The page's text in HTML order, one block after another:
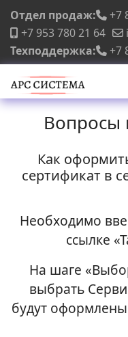
Отдел продаж:
+7
+7 953 780 21 64
Техподдержка:
+7
Вопросы
Как
сертификат в
Необходимо
ссылке
На шаге
выбрать
будут